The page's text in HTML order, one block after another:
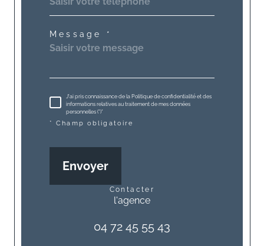
Message *
J'ai pris connaissance de la Politique de confidentialité et des
informations relatives au traitement de mes données
personnelles (*)*
* Champ obligatoire
Envoyer
contacter
l'agence
04 72 45 55 43